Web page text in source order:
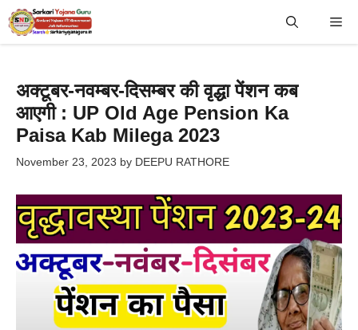
Skip
to
अक्टूबर-नवम्बर-दिसम्बर की वृद्धा पेंशन कब
आएगी : UP Old Age Pension Ka
Paisa Kab Milega 2023
November 23, 2023 by DEEPU RATHORE